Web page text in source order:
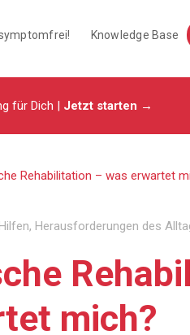
Knowledge Base
für Dich | Jetzt starten →
Rehabilitation – was erwartet
, Herausforderungen des
mich?